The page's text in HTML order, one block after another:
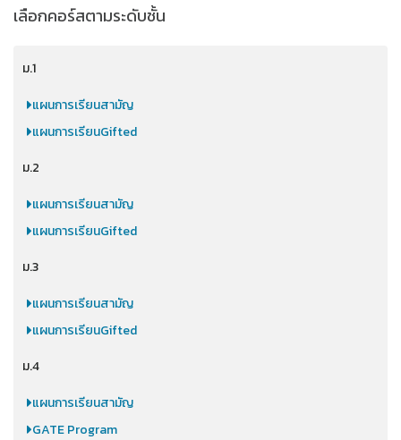
เลือกคอร์สตามระดับชั้น
ม.1
แผนการเรียนสามัญ
แผนการเรียนGifted
ม.2
แผนการเรียนสามัญ
แผนการเรียนGifted
ม.3
แผนการเรียนสามัญ
แผนการเรียนGifted
ม.4
แผนการเรียนสามัญ
GATE Program